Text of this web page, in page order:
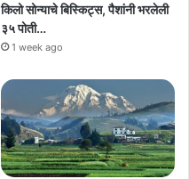
किलो सोन्याचे बिस्किट्स, पैशांनी भरलेली
३५ पोती…
1 week ago